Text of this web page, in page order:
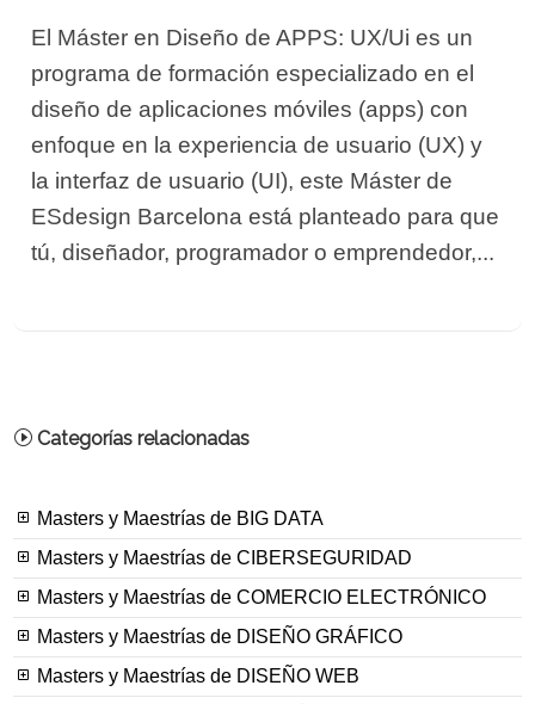
El Máster en Diseño de APPS: UX/Ui es un
programa de formación especializado en el
diseño de aplicaciones móviles (apps) con
enfoque en la experiencia de usuario (UX) y
la interfaz de usuario (UI), este Máster de
ESdesign Barcelona está planteado para que
tú, diseñador, programador o emprendedor,...
Categorías relacionadas
Masters y Maestrías de BIG DATA
Masters y Maestrías de CIBERSEGURIDAD
Masters y Maestrías de COMERCIO ELECTRÓNICO
Masters y Maestrías de DISEÑO GRÁFICO
Masters y Maestrías de DISEÑO WEB